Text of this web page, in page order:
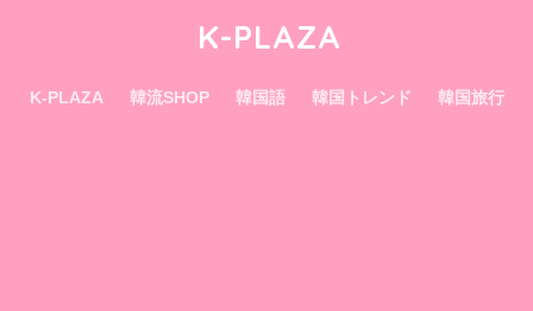
K-PLAZA
K-PLAZA 韓流SHOP 韓国語 韓国トレンド 韓国旅行